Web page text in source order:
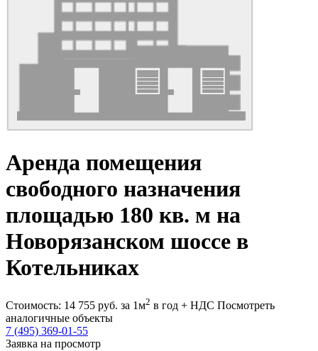
Аренда помещения
свободного назначения
площадью 180 кв. м на
Новорязанском шоссе в
Котельниках
Стоимость: 14 755 руб. за 1м2 в год + НДС Посмотреть
аналогичные объекты
7 (495) 369-01-55
Заявка на просмотр